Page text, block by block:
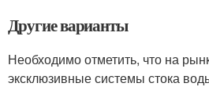
Другие варианты
Необходимо отметить, что на
эксклюзивные системы стока